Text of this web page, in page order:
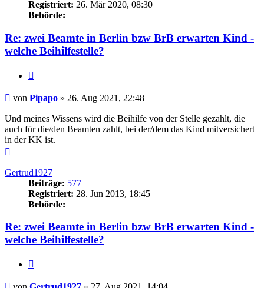
Registriert: 26. Mär 2020, 08:30
Behörde:
Re: zwei Beamte in Berlin bzw BrB erwarten Kind -
welche Beihilfestelle?
Beitrag
von Pipapo » 26. Aug 2021, 22:48
Und meines Wissens wird die Beihilfe von der Stelle gezahlt, die
auch für die/den Beamten zahlt, bei der/dem das Kind mitversichert
in der KK ist.
Gertrud1927
Beiträge: 577
Registriert: 28. Jun 2013, 18:45
Behörde:
Re: zwei Beamte in Berlin bzw BrB erwarten Kind -
welche Beihilfestelle?
Beitrag